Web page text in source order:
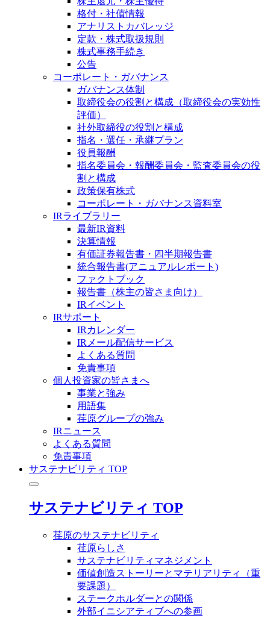
格付・社債情報
アナリストカバレッジ
定款・株式取扱規則
株式事務手続き
公告
コーポレート・ガバナンス
ガバナンス体制
取締役会の役割と構成（取締役会の実効性
評価）
社外取締役の役割と構成
指名・選任・承継プラン
役員報酬
指名委員会・報酬委員会・監査委員会の役
割と構成
政策保有株式
コーポレート・ガバナンス資料室
IRライブラリー
最新IR資料
決算情報
有価証券報告書・四半期報告書
統合報告書(アニュアルレポート)
ファクトブック
報告書（株主の皆さま向け）
IRイベント
IRサポート
IRカレンダー
IRメール配信サービス
よくある質問
免責事項
個人投資家の皆さまへ
事業と強み
用語集
荏原グループの強み
IRニュース
よくある質問
免責事項
サステナビリティ TOP
サステナビリティ TOP
荏原のサステナビリティ
荏原らしさ
サステナビリティマネジメント
価値創造ストーリーとマテリアリティ（重
要課題）
ステークホルダーとの関係
外部イニシアティブへの参画